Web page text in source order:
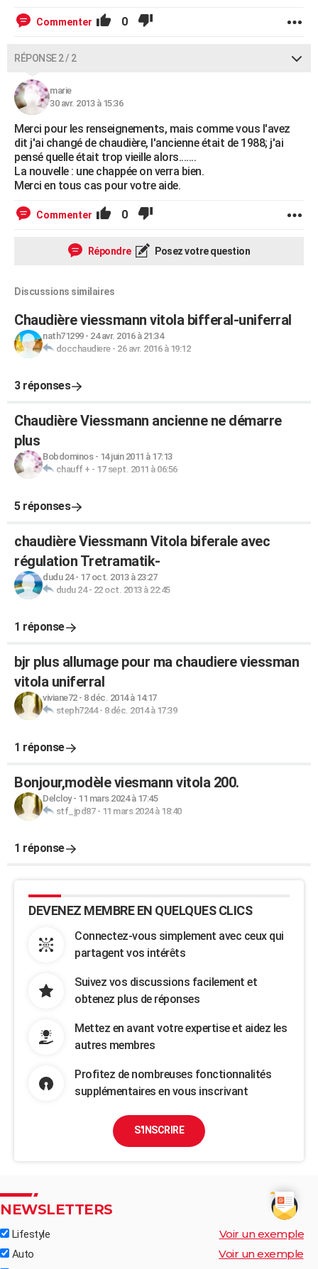
Commenter 0
RÉPONSE 2 / 2
marie
30 avr. 2013 à 15:36
Merci pour les renseignements, mais comme vous l'avez
dit j'ai changé de chaudière, l'ancienne était de 1988; j'ai
pensé quelle était trop vieille alors.......
La nouvelle : une chappée on verra bien.
Merci en tous cas pour votre aide.
Commenter 0
Répondre Posez votre question
Discussions similaires
Chaudière viessmann vitola bifferal-uniferral
nath71299- 24 avr. 2016 à 21:34
docchaudiere- 26 avr. 2016 à 19:12
3 réponses
Chaudière Viessmann ancienne ne démarre
plus
Bobdominos- 14 juin 2011 à 17:13
chauff + - 17 sept. 2011 à 06:56
5 réponses
chaudière Viessmann Vitola biferale avec
régulation Tretramatik-
dudu 24- 17 oct. 2013 à 23:27
dudu 24- 22 oct. 2013 à 22:45
1 réponse
bjr plus allumage pour ma chaudiere viessman
vitola uniferral
viviane72- 8 déc. 2014 à 14:17
steph7244- 8 déc. 2014 à 17:39
1 réponse
Bonjour,modèle viesmann vitola 200.
Delcloy- 11 mars 2024 à 17:45
stf_jpd87- 11 mars 2024 à 18:40
1 réponse
DEVENEZ MEMBRE EN QUELQUES CLICS
Connectez-vous simplement avec ceux qui
partagent vos intérêts
Suivez vos discussions facilement et
obtenez plus de réponses
Mettez en avant votre expertise et aidez les
autres membres
Profitez de nombreuses fonctionnalités
supplémentaires en vous inscrivant
S'INSCRIRE
NEWSLETTERS
Lifestyle Voir un exemple
Auto Voir un exemple